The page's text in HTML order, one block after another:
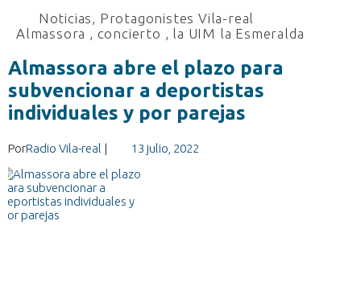
Noticias
Protagonistes Vila-real
Almassora
concierto la UIM la Esmeralda
Almassora abre el plazo para
subvencionar a deportistas
individuales y por parejas
PorRadio Vila-real | 13 julio, 2022